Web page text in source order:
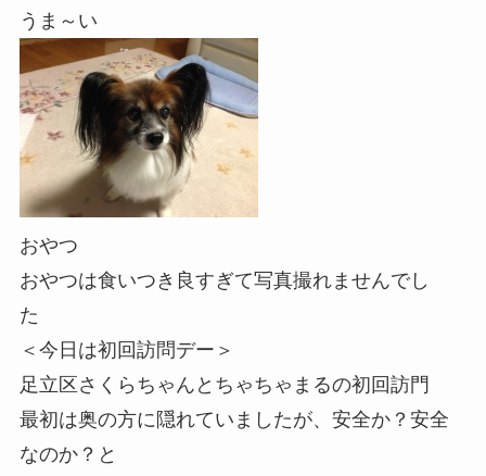
うま～い
おやつ
おやつは食いつき良すぎて写真撮れませんでし
た
＜今日は初回訪問デー＞
足立区さくらちゃんとちゃちゃまるの初回訪門
最初は奥の方に隠れていましたが、安全か？安全
なのか？と